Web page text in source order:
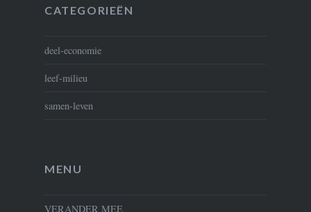
CATEGORIEËN
deel-economie
leef-milieu
samen-leven
MENU
VERANDER MEE